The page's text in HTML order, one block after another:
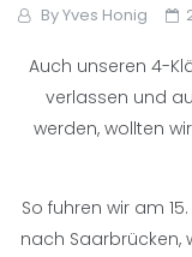
ByYves Honig
Auch unseren 4-
verlassen und
werden, wollten
So fuhren wir am
nach Saarbrücken,